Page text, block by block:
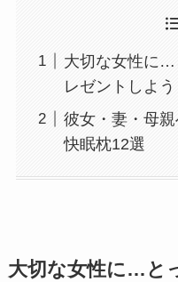
大切な女性に…
レゼントしよう
彼女・妻・母親
快眠枕12選
大切な女性に…と